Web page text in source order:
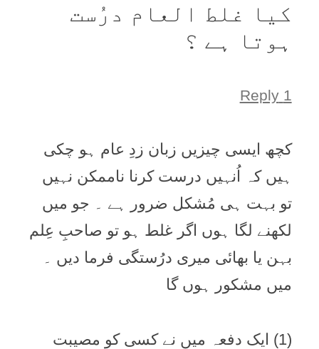
کیا غلط العام درُست
ہوتا ہے ؟
1 Reply
کچھ ایسی چیزیں زبان زدِ عام ہو چکی
ہیں کہ اُنہیں درست کرنا ناممکن نہیں
تو بہت ہی مُشکل ضرور ہے ۔ جو میں
لکھنے لگا ہوں اگر غلط ہو تو صاحبِ عِلم
بہن یا بھائی میری درُستگی فرما دیں ۔
میں مشکور ہوں گا
(1) ایک دفعہ میں نے کسی کو مصیبت